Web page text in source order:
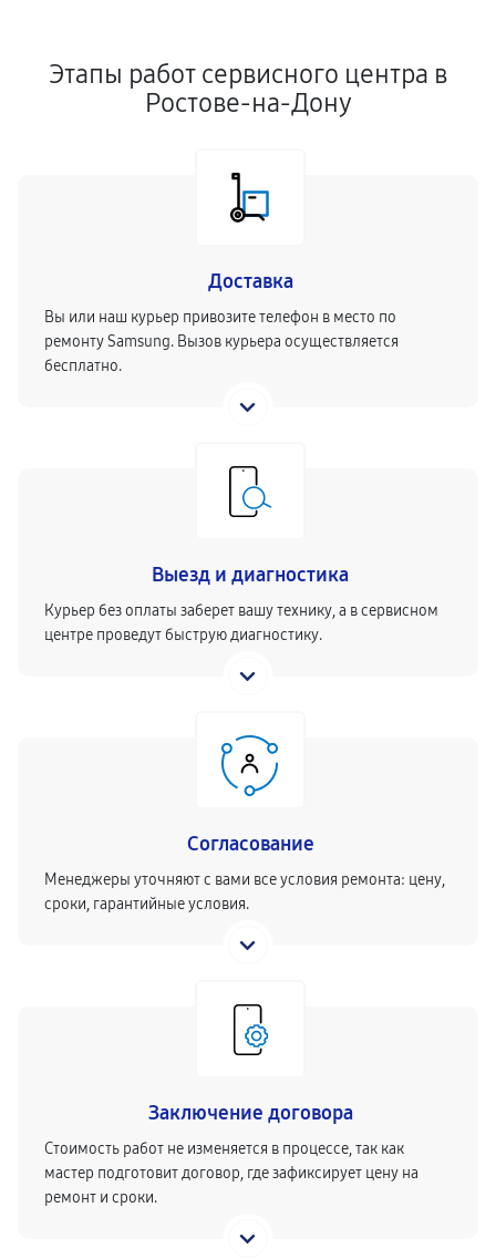
Этапы работ сервисного центра в
Ростове-на-Дону
Доставка
Вы или наш курьер привозите телефон в место по
ремонту Samsung. Вызов курьера осуществляется
бесплатно.
Выезд и диагностика
Курьер без оплаты заберет вашу технику, а в сервисном
центре проведут быструю диагностику.
Согласование
Менеджеры уточняют с вами все условия ремонта: цену,
сроки, гарантийные условия.
Заключение договора
Стоимость работ не изменяется в процессе, так как
мастер подготовит договор, где зафиксирует цену на
ремонт и сроки.